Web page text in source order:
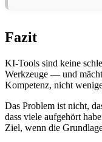
Fazit
KI-Tools sind keine
Werkzeuge — und
Kompetenz, nicht
Das Problem ist nicht,
dass viele aufgehört
Ziel, wenn die